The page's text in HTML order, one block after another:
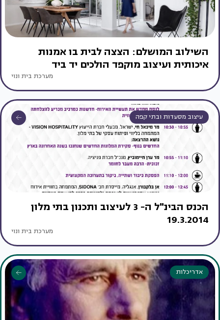
השילוב המושלם: הצצה לבית בו אמנות
איכותית ועיצוב מוקפד הולכים יד ביד
מערכת בית ונוי
עיצוב מסעדות ובתי קפה
הכנס הבינ"ל ה- 3 לעיצוב ותכנון בתי מלון
19.3.2014
מערכת בית ונוי
אדריכלות